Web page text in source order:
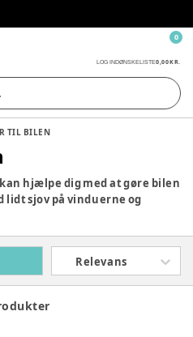
LOG INDØNSKELISTE0,00 KR.
0
TIL BILEN
hjælpe dig med at gøre bilen
lidt sjov på vinduerne og
til både børn og voksne.
eller 5 timer.
Relevans